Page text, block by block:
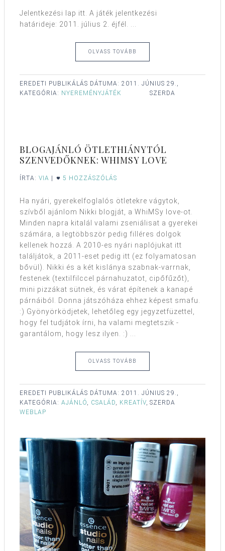
Jelentkezési lap itt. A játék jelentkezési
határideje: 2011. július 2. éjfél. ...
OLVASS TOVÁBB
EREDETI PUBLIKÁLÁS DÁTUMA: 2011. JÚNIUS 29.,
SZERDA
KATEGÓRIA: NYEREMÉNYJÁTÉK
BLOGAJÁNLÓ ÖTLETHIÁNYTÓL
SZENVEDŐKNEK: WHIMSY LOVE
ÍRTA: VIA | 5 HOZZÁSZÓLÁS
Ha nyári, gyerekelfoglalós ötletekre vágytok,
szívből ajánlom Nikki blogját, a WhiMSy love-ot.
Minden napra kitalál valami zseniálisat a gyerekei
számára, a legtöbbször pedig filléres dolgok
kellenek hozzá. A 2010-es nyári naplójukat itt
találjátok, a 2011-eset pedig itt (ez folyamatosan
bővül). Nikki és a két kislánya szabnak-varrnak,
festenek (textilfilccel párnahuzatot, cipőfűzőt),
mini pizzákat sütnek, és várat építenek a kanapé
párnáiból. Donna játszóháza ehhez képest smafu.
:) Gyönyörködjetek, lehetőleg egy jegyzetfüzettel,
hogy fel tudjátok írni, ha valami megtetszik -
garantálom, hogy lesz ilyen. :) ...
OLVASS TOVÁBB
EREDETI PUBLIKÁLÁS DÁTUMA: 2011. JÚNIUS 29.,
SZERDA
KATEGÓRIA: AJÁNLÓ CSALÁD KREATÍV
WEBLAP